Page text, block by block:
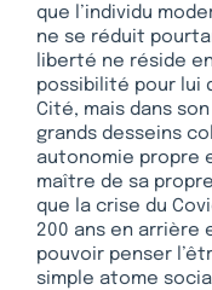
que l’individu
ne se réduit
liberté ne réside
possibilité pour lui
Cité, mais dans
grands desseins
autonomie propre
maître de sa
que la crise du
200 ans en arrière
pouvoir penser
simple atome